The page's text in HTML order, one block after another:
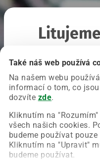
Také náš web používá
Na našem webu
informací o tom, co
dozvíte zde.
Kliknutím na
všech našich cookies.
budeme používat
Kliknutím na "Upravit"
budeme používat.
Chyba nastala na
Zkuste prosím znovu
Obnovit stránku